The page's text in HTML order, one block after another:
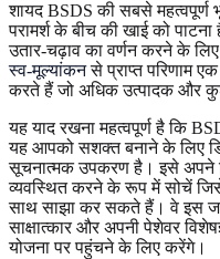
शायद BSDS की सबसे महत्वपूर्ण
परामर्श के बीच की खाई को
उतार-चढ़ाव का वर्णन करने के
स्व-मूल्यांकनसे प्राप्त परिणाम एक
करते हैं जो अधिक उत्पादक और
यह याद रखना महत्वपूर्ण है कि
यह आपको सशक्त बनाने के लिए
सूचनात्मक उपकरण है। इसे अपने
व्यवस्थित करने के रूप में सोचें
साथ साझा कर सकते हैं। वे इस
साक्षात्कार और अपनी पेशेवर
योजना पर पहुंचने के लिए करेंगे।